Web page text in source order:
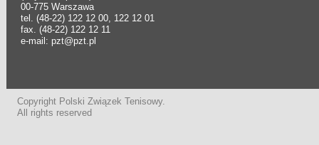
00-775 Warszawa
tel. (48-22) 122 12 00, 122 12 01
fax. (48-22) 122 12 11
e-mail: pzt@pzt.pl
Copyright Polski Związek Tenisowy.
All rights reserved